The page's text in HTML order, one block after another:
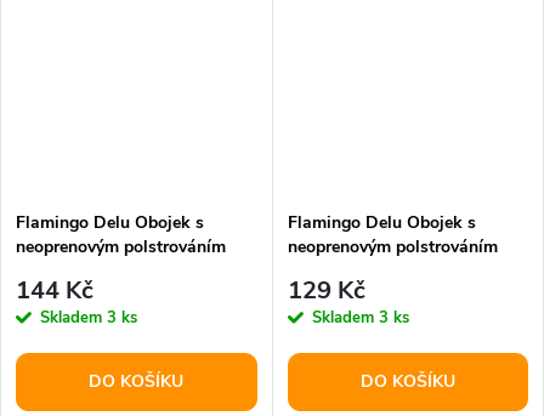
Flamingo Delu Obojek s
neoprenovým polstrováním
144 Kč
Skladem 3 ks
DO KOŠÍKU
Flamingo Delu Obojek s
neoprenovým polstrováním
129 Kč
Skladem 3 ks
DO KOŠÍKU